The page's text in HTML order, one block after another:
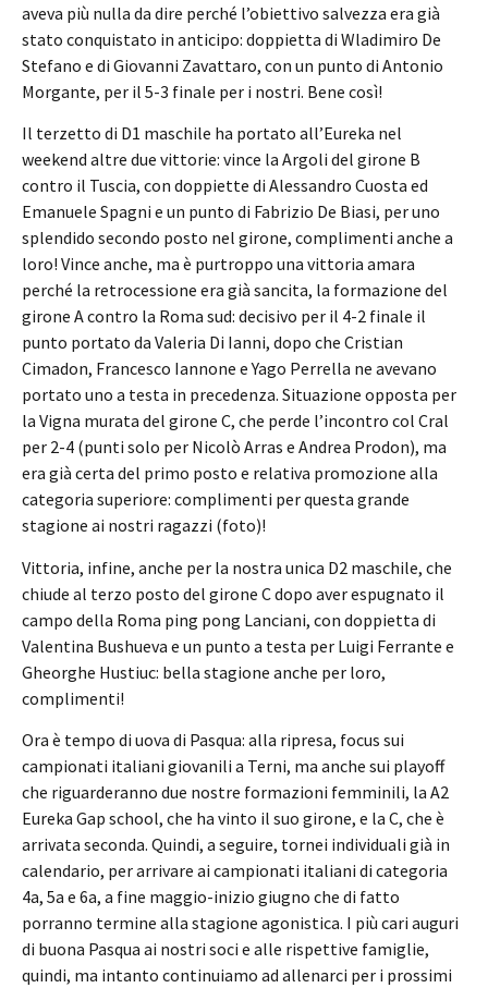
aveva più nulla da dire perché l’obiettivo salvezza era già
stato conquistato in anticipo: doppietta di Wladimiro De
Stefano e di Giovanni Zavattaro, con un punto di Antonio
Morgante, per il 5-3 finale per i nostri. Bene così!
Il terzetto di D1 maschile ha portato all’Eureka nel
weekend altre due vittorie: vince la Argoli del girone B
contro il Tuscia, con doppiette di Alessandro Cuosta ed
Emanuele Spagni e un punto di Fabrizio De Biasi, per uno
splendido secondo posto nel girone, complimenti anche a
loro! Vince anche, ma è purtroppo una vittoria amara
perché la retrocessione era già sancita, la formazione del
girone A contro la Roma sud: decisivo per il 4-2 finale il
punto portato da Valeria Di Ianni, dopo che Cristian
Cimadon, Francesco Iannone e Yago Perrella ne avevano
portato uno a testa in precedenza. Situazione opposta per
la Vigna murata del girone C, che perde l’incontro col Cral
per 2-4 (punti solo per Nicolò Arras e Andrea Prodon), ma
era già certa del primo posto e relativa promozione alla
categoria superiore: complimenti per questa grande
stagione ai nostri ragazzi (foto)!
Vittoria, infine, anche per la nostra unica D2 maschile, che
chiude al terzo posto del girone C dopo aver espugnato il
campo della Roma ping pong Lanciani, con doppietta di
Valentina Bushueva e un punto a testa per Luigi Ferrante e
Gheorghe Hustiuc: bella stagione anche per loro,
complimenti!
Ora è tempo di uova di Pasqua: alla ripresa, focus sui
campionati italiani giovanili a Terni, ma anche sui playoff
che riguarderanno due nostre formazioni femminili, la A2
Eureka Gap school, che ha vinto il suo girone, e la C, che è
arrivata seconda. Quindi, a seguire, tornei individuali già in
calendario, per arrivare ai campionati italiani di categoria
4a, 5a e 6a, a fine maggio-inizio giugno che di fatto
porranno termine alla stagione agonistica. I più cari auguri
di buona Pasqua ai nostri soci e alle rispettive famiglie,
quindi, ma intanto continuiamo ad allenarci per i prossimi